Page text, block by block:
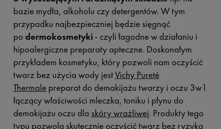
bazie mydła, alkoholu czy detergentów. W tym
przypadku najbezpieczniej będzie sięgnąć
po dermokosmetyki - czyli łagodne w działaniu i
hipoalergiczne preparaty apteczne. Doskonałym
przykładem kosmetyku, który pozwoli nam oczyścić
twarz bez użycia wody jestVichy Pureté
Thermalepreparat do demakijażu twarzy i oczu 3w1
łączący właściwości mleczka, toniku i płynu do
demakijażu oczu dla skóry wrażliwej. Produkty tego
typu pozwolą skutecznie oczyścić twarz bez ryzyka